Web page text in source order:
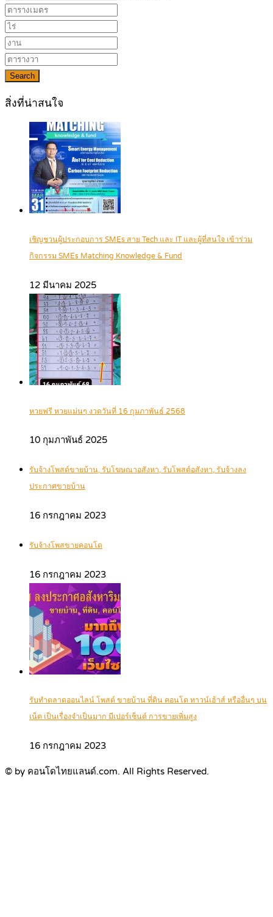
Search
สิ่งที่น่าสนใจ
เชิญชวนผู้ประกอบการ SMEs สาย Tech และ IT และผู้ที่สนใจ เข้าร่วม
กิจกรรม SMEs Matching Knowledge & Fund
12 มีนาคม 2025
หวยฟรี หวยแม่นๆ งวดวันที่ 16 กุมภาพันธ์ 2568
10 กุมภาพันธ์ 2025
รับจ้างโพสต์ขายบ้าน, รับโฆษณาอสังหา, รับโพสต์อสังหา, รับจ้างลง
ประกาศขายบ้าน
16 กรกฎาคม 2023
รับจ้างโพสขายคอนโด
16 กรกฎาคม 2023
รับทำตลาดออนไลน์ โพสต์ ขายบ้าน ที่ดิน คอนโด ทาวน์เฮ้าส์ หรืออื่นๆ บน
เน็ต เป็นเรื่องจำเป็นมาก มีเปอร์เซ็นต์ การขายเพิ่มสูง
16 กรกฎาคม 2023
© by คอนโดไทยแลนด์.com. All Rights Reserved.